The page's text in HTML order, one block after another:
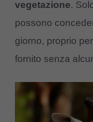
vegetazione.
possono
giorno, proprio
fornito senza